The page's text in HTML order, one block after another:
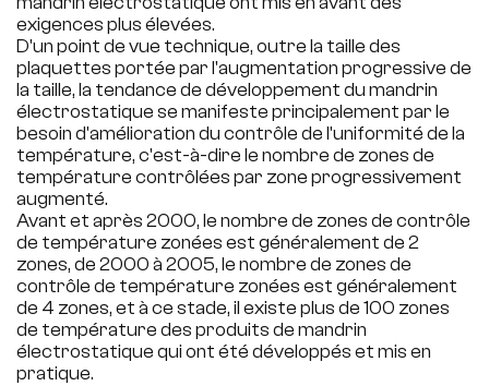
exigences plus élevées.
D'un point de vue technique, outre la taille des
plaquettes portée par l'augmentation progressive de
la taille, la tendance de développement du mandrin
électrostatique se manifeste principalement par le
besoin d'amélioration du contrôle de l'uniformité de la
température, c'est-à-dire le nombre de zones de
température contrôlées par zone progressivement
augmenté.
Avant et après 2000, le nombre de zones de contrôle
de température zonées est généralement de 2
zones, de 2000 à 2005, le nombre de zones de
contrôle de température zonées est généralement
de 4 zones, et à ce stade, il existe plus de 100 zones
de température des produits de mandrin
électrostatique qui ont été développés et mis en
pratique.